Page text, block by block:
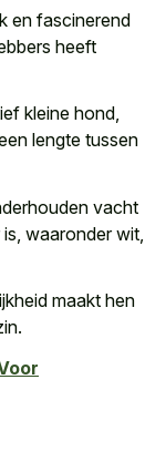
en fascinerend
heeft
kleine hond,
lengte tussen
vacht
is, waaronder wit,
maakt hen